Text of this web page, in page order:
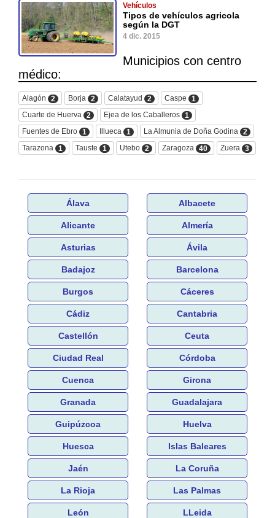
Vehículos
Tipos de vehículos agricola
según la DGT
4 dic. 2015
Municipios con centro
médico:
Alagón 2 Borja 2 Calatayud 2 Caspe
1
Cuarte de Huerva
2 Ejea de los Caballeros 1
Fuentes de Ebro 1 Illueca 1 La Almunia de Doña Godina
2
Tarazona
1 Tauste 1 Utebo 2 Zaragoza 40 Zuera 3
Álava Albacete
Alicante Almería
Asturias Ávila
Badajoz Barcelona
Burgos Cáceres
Cádiz Cantabria
Castellón Ceuta
Ciudad Real Córdoba
Cuenca Girona
Granada Guadalajara
Guipúzcoa Huelva
Huesca Islas Baleares
Jaén La Coruña
La Rioja Las Palmas
León LLeida